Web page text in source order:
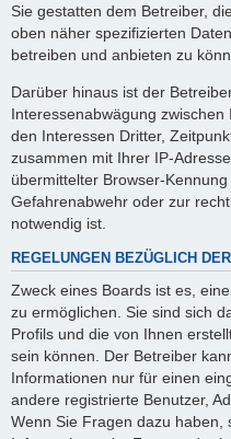
Sie gestatten dem Betreiber,
oben näher spezifizierten
betreiben und anbieten zu
Darüber hinaus ist der
Interessenabwägung
den Interessen Dritter,
zusammen mit Ihrer IP-
übermittelter Browser-
Gefahrenabwehr oder zur
notwendig ist.
REGELUNGEN BEZÜGLICH
Zweck eines Boards ist es,
zu ermöglichen. Sie sind sich
Profils und die von Ihnen
sein können. Der Betreiber
Informationen nur für einen
andere registrierte Benutzer,
Wenn Sie Fragen dazu haben,